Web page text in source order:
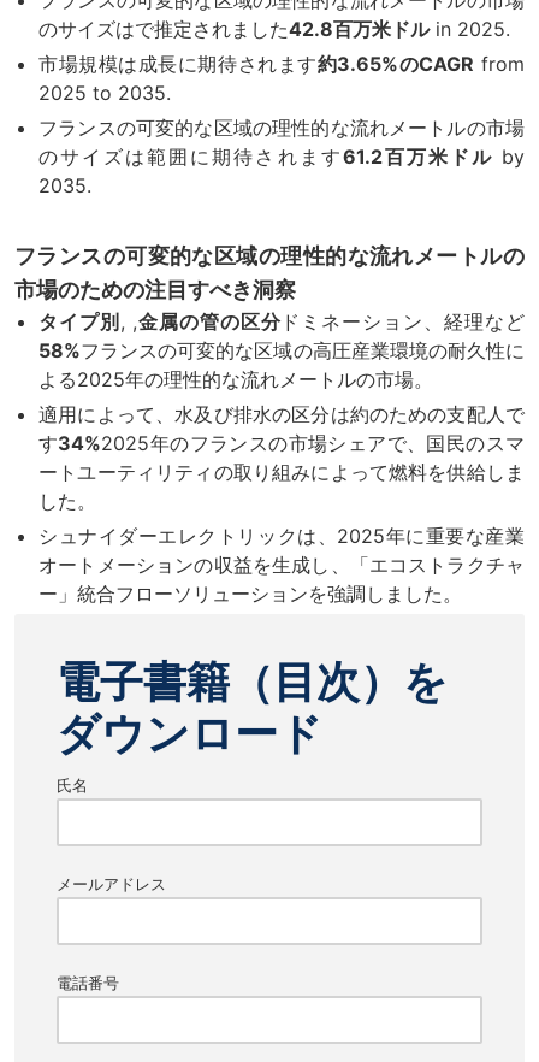
のサイズはで推定されました42.8百万米ドルin 2025.
市場規模は成長に期待されます約3.65%のCAGR from
2025 to 2035.
フランスの可変的な区域の理性的な流れメートルの市場
のサイズは範囲に期待されます61.2百万米ドル by
2035.
フランスの可変的な区域の理性的な流れメートルの
市場のための注目すべき洞察
タイプ別, ,金属の管の区分ドミネーション、経理など
58%フランスの可変的な区域の高圧産業環境の耐久性に
よる2025年の理性的な流れメートルの市場。
適用によって、水及び排水の区分は約のための支配人で
す34%2025年のフランスの市場シェアで、国民のスマ
ートユーティリティの取り組みによって燃料を供給しま
した。
シュナイダーエレクトリックは、2025年に重要な産業
オートメーションの収益を生成し、「エコストラクチャ
ー」統合フローソリューションを強調しました。
電子書籍（目次）を
ダウンロード
氏名
メールアドレス
電話番号